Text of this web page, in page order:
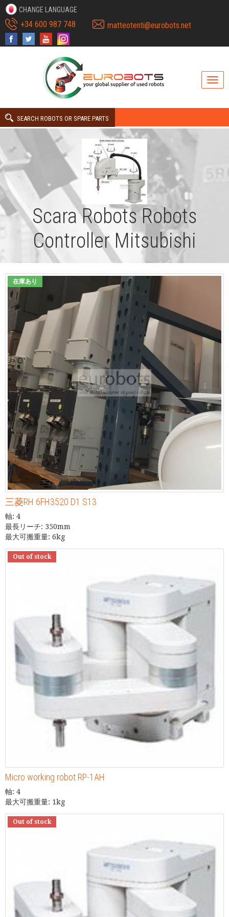
CHANGE LANGUAGE
+34 600 987 748 matteotenti@eurobots.net
SEARCH ROBOTS OR SPARE PARTS
Scara Robots Robots
Controller Mitsubishi
在庫あり
三菱RH 6FH3520 D1 S13
軸: 4
最長リーチ: 350mm
最大可搬重量: 6kg
Out of stock
Micro working robot RP-1AH
軸: 4
最大可搬重量: 1kg
Out of stock